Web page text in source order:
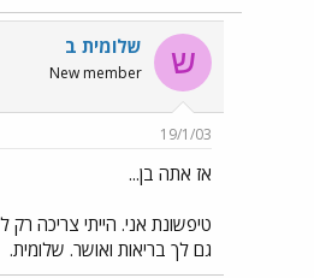
ש שלומית ב
New member
19/1/03
אז אתה בן...
טיפשונת אני. הייתי צריכה
גם לך בריאות ואושר. שלומית.